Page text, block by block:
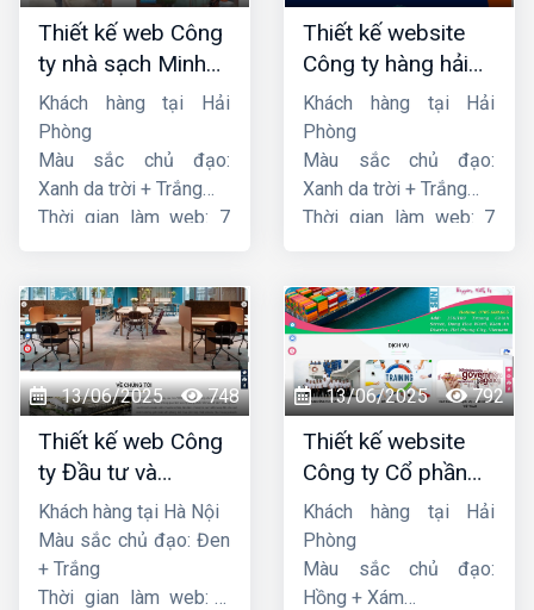
Thiết kế web Công
ty nhà sạch Minh
Dương
Khách hàng tại Hải
Phòng
Màu sắc chủ đạo:
Xanh da trời + Trắng
Thời gian làm web: 7
Thiết kế website
Công ty hàng hải
liên minh
Khách hàng tại Hải
Phòng
Màu sắc chủ đạo:
Xanh da trời + Trắng
Thời gian làm web: 7
13/06/2025 748
Thiết kế web Công
ty Đầu tư và
Thương mại Five-
Star
Khách hàng tại Hà Nội
Màu sắc chủ đạo: Đen
+ Trắng
Thời gian làm web: 7
13/06/2025 792
Thiết kế website
Công ty Cổ phần
dịch vụ hàng hải
Sen
Khách hàng tại Hải
Phòng
Màu sắc chủ đạo:
Hồng + Xám